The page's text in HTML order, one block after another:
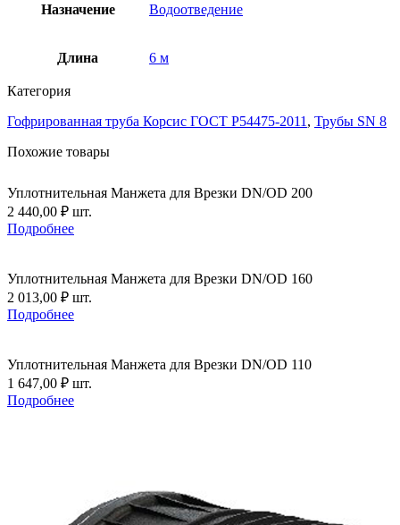
Назначение Водоотведение
Длина 6 м
Категория
Гофрированная труба Корсис ГОСТ P54475-2011 , Трубы SN 8
Похожие товары
Уплотнительная Манжета для Врезки DN/OD 200
2 440,00 ₽ шт.
Подробнее
Уплотнительная Манжета для Врезки DN/OD 160
2 013,00 ₽ шт.
Подробнее
Уплотнительная Манжета для Врезки DN/OD 110
1 647,00 ₽ шт.
Подробнее